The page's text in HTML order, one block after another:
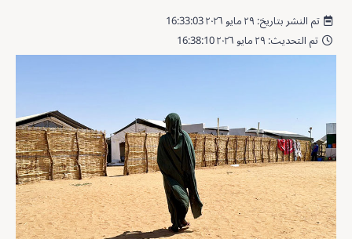
تم النشر بتاريخ: ٢٩ مايو ٢٠٢٦ 16:33:03
تم التحديث: ٢٩ مايو ٢٠٢٦ 16:38:10